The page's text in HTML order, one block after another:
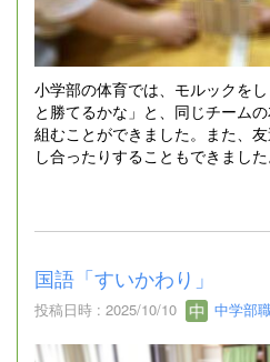
小学部の体育では、モルックを
と勝てるかな」と、同じチーム
組むことができました。また、
し合ったりすることもできました
国語「すいかわり」
投稿日時 : 2025/10/10 中学部